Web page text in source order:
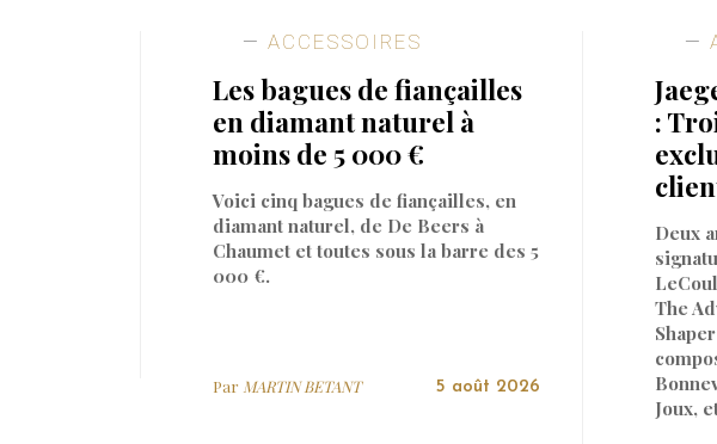
ACCESSOIRES
Les bagues de fiançailles
en diamant naturel à
moins de 5 000 €
Voici cinq bagues de fiançailles, en
diamant naturel, de De Beers à
Chaumet et toutes sous la barre des 5
000 €.
Par MARTIN BETANT 5 août 2026
:
Deux
The
Joux,